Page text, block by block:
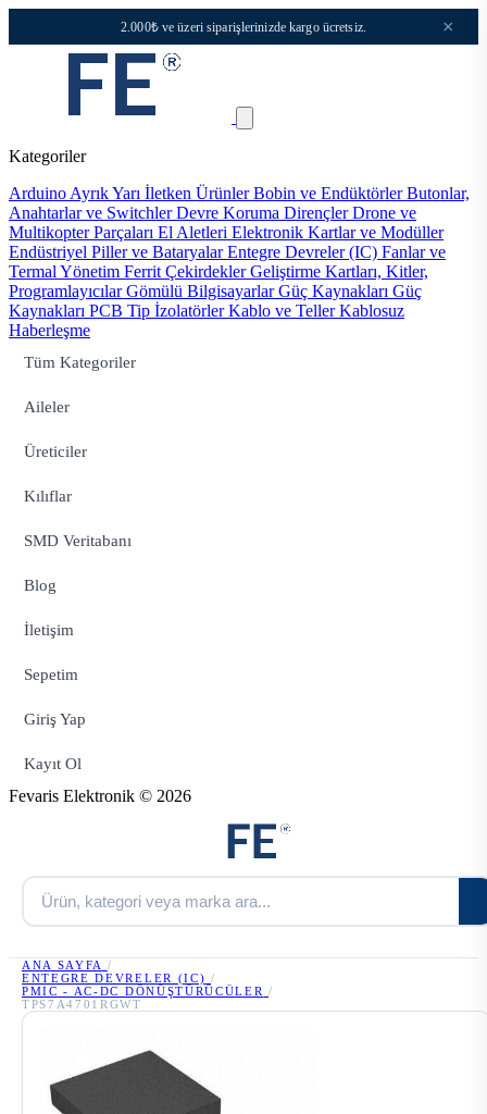
2.000₺ ve üzeri siparişlerinizde kargo ücretsiz. ×
Kategoriler
Arduino Ayrık Yarı İletken ÜrünlerBobin ve EndüktörlerButonlar,
Anahtarlar ve SwitchlerDevre Koruma DirençlerDrone ve
Multikopter Parçaları El Aletleri Elektronik Kartlar ve Modüller
Endüstriyel Piller ve BataryalarEntegre Devreler (IC) Fanlar ve
Termal Yönetim Ferrit ÇekirdeklerGeliştirme Kartları, Kitler,
ProgramlayıcılarGömülü BilgisayarlarGüç Kaynakları Güç
Kaynakları PCB Tip İzolatörlerKablo ve TellerKablosuz
Haberleşme
Tüm Kategoriler
Aileler
Üreticiler
Kılıflar
SMD Veritabanı
Blog
İletişim
Sepetim
Giriş Yap
Kayıt Ol
Fevaris Elektronik © 2026
ANA SAYFA /
ENTEGRE DEVRELER (IC) /
PMIC - AC-DC DÖNÜŞTÜRÜCÜLER /
TPS7A4701RGWT